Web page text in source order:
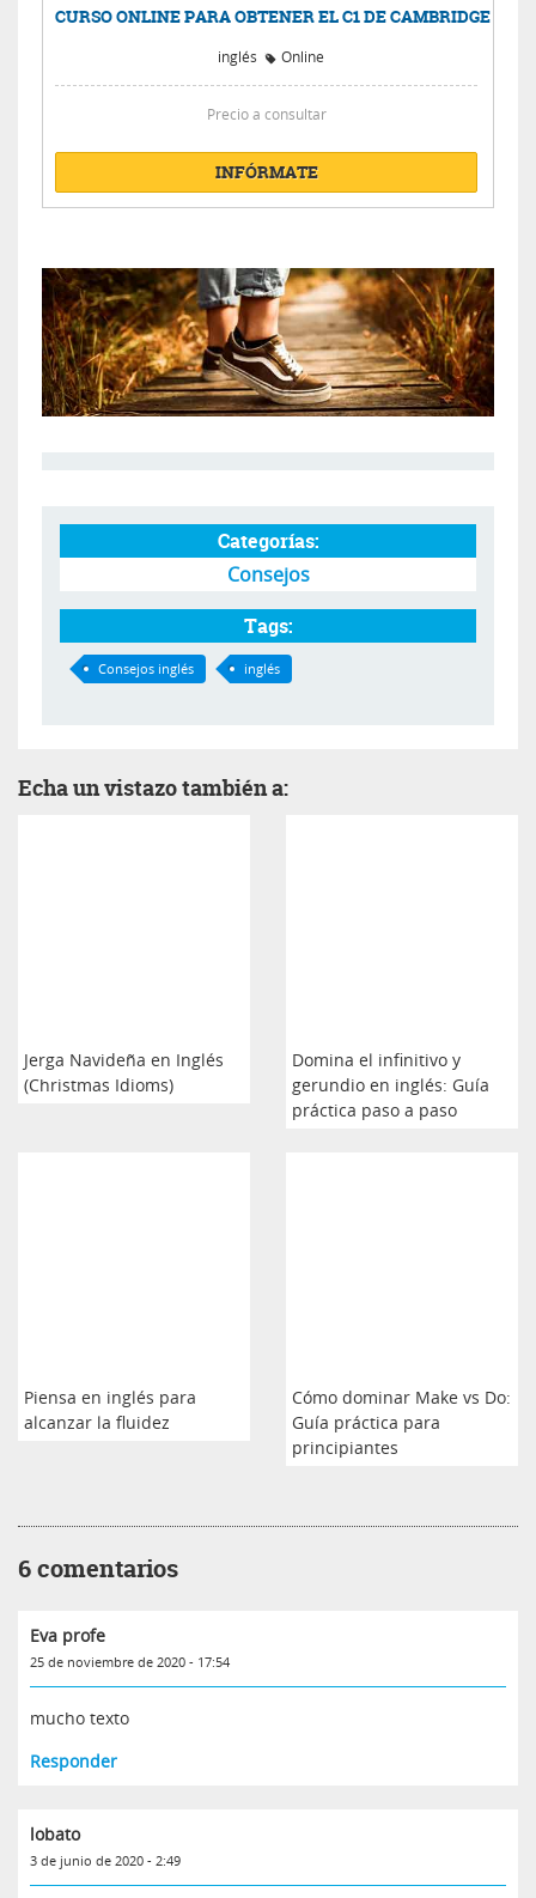
CURSO ONLINE PARA OBTENER EL C1 DE CAMBRIDGE
inglés Online
Precio a consultar
INFÓRMATE
Categorías:
Consejos
Tags:
Consejos inglés inglés
Echa un vistazo también a:
Jerga Navideña en Inglés
(Christmas Idioms)
Domina el infinitivo y
gerundio en inglés: Guía
práctica paso a paso
Piensa en inglés para
alcanzar la fluidez
Cómo dominar Make vs Do:
Guía práctica para
principiantes
6 comentarios
Eva profe
25 de noviembre de 2020 - 17:54
mucho texto
Responder
lobato
3 de junio de 2020 - 2:49